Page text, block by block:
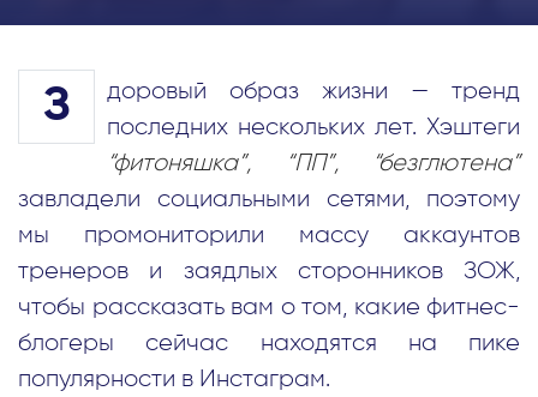
З
доровый образ жизни — тренд
последних нескольких лет. Хэштеги
“фитоняшка”, “ПП”, “безглютена”
завладели социальными сетями, поэтому
мы промониторили массу аккаунтов
тренеров и заядлых сторонников ЗОЖ,
чтобы рассказать вам о том, какие фитнес-
блогеры сейчас находятся на пике
популярности в Инстаграм.